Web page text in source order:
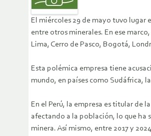
El miércoles 29 de mayo tuvo lugar
entre otros minerales. En ese
Lima, Cerro de Pasco, Bogotá,
Esta polémica empresa tiene
mundo, en países como Sudáfrica,
En el Perú, la empresa es titular de
afectando a la población, lo que ha
minera. Así mismo, entre 2017 y